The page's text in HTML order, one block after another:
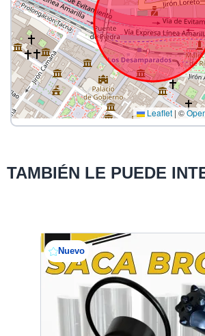
Leaflet | ©
TAMBIÉN LE PUEDE
Nuevo